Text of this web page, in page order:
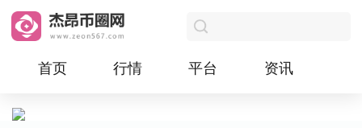
首页 行情 平台 资讯